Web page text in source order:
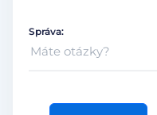
Správa: